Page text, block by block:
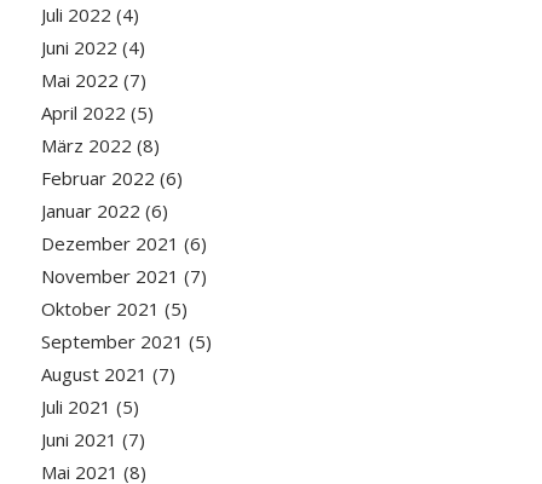
Juli 2022 (4)
Juni 2022 (4)
Mai 2022 (7)
April 2022 (5)
März 2022 (8)
Februar 2022 (6)
Januar 2022 (6)
Dezember 2021 (6)
November 2021 (7)
Oktober 2021 (5)
September 2021 (5)
August 2021 (7)
Juli 2021 (5)
Juni 2021 (7)
Mai 2021 (8)